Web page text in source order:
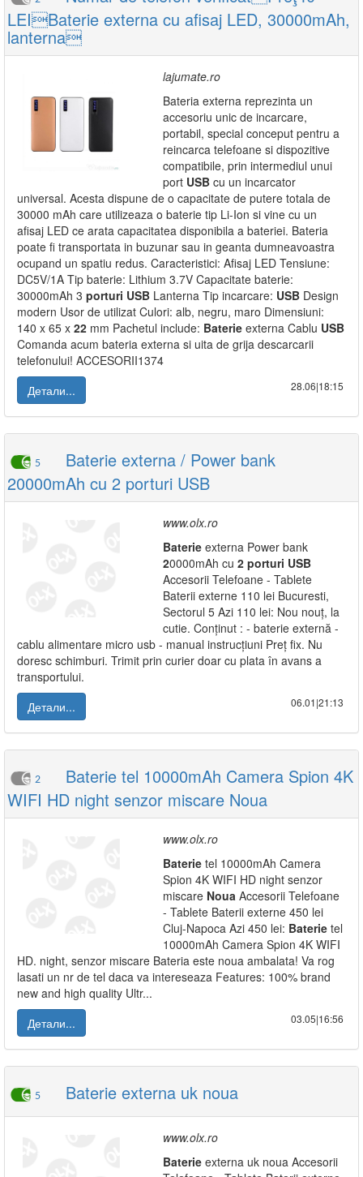
LEIBaterie externa cu afisaj LED, 30000mAh,
lanterna
lajumate.ro
Bateria externa reprezinta un
accesoriu unic de incarcare,
portabil, special conceput pentru a
reincarca telefoane si dispozitive
compatibile, prin intermediul unui
port USB cu un incarcator
universal. Acesta dispune de o capacitate de putere totala de
30000 mAh care utilizeaza o baterie tip Li-Ion si vine cu un
afisaj LED ce arata capacitatea disponibila a bateriei. Bateria
poate fi transportata in buzunar sau in geanta dumneavoastra
ocupand un spatiu redus. Caracteristici: Afisaj LED Tensiune:
DC5V/1A Tip baterie: Lithium 3.7V Capacitate baterie:
30000mAh 3 porturi USB Lanterna Tip incarcare: USB Design
modern Usor de utilizat Culori: alb, negru, maro Dimensiuni:
140 x 65 x 22 mm Pachetul include: Baterie externa Cablu USB
Comanda acum bateria externa si uita de grija descarcarii
telefonului! ACCESORII1374
Детали...
28.06|18:15
5
Baterie externa / Power bank
20000mAh cu 2 porturi USB
www.olx.ro
Baterie externa Power bank
20000mAh cu 2 porturi USB
Accesorii Telefoane - Tablete
Baterii externe 110 lei Bucuresti,
Sectorul 5 Azi 110 lei: Nou nouț, la
cutie. Conținut : - baterie externă -
cablu alimentare micro usb - manual instrucțiuni Preț fix. Nu
doresc schimburi. Trimit prin curier doar cu plata în avans a
transportului.
Детали...
06.01|21:13
2
Baterie tel 10000mAh Camera Spion 4K
WIFI HD night senzor miscare Noua
www.olx.ro
Baterie tel 10000mAh Camera
Spion 4K WIFI HD night senzor
miscare Noua Accesorii Telefoane
- Tablete Baterii externe 450 lei
Cluj-Napoca Azi 450 lei: Baterie tel
10000mAh Camera Spion 4K WIFI
HD. night, senzor miscare Bateria este noua ambalata! Va rog
lasati un nr de tel daca va intereseaza Features: 100% brand
new and high quality Ultr...
Детали...
03.05|16:56
5 Baterie externa uk noua
www.olx.ro
Baterie externa uk noua Accesorii